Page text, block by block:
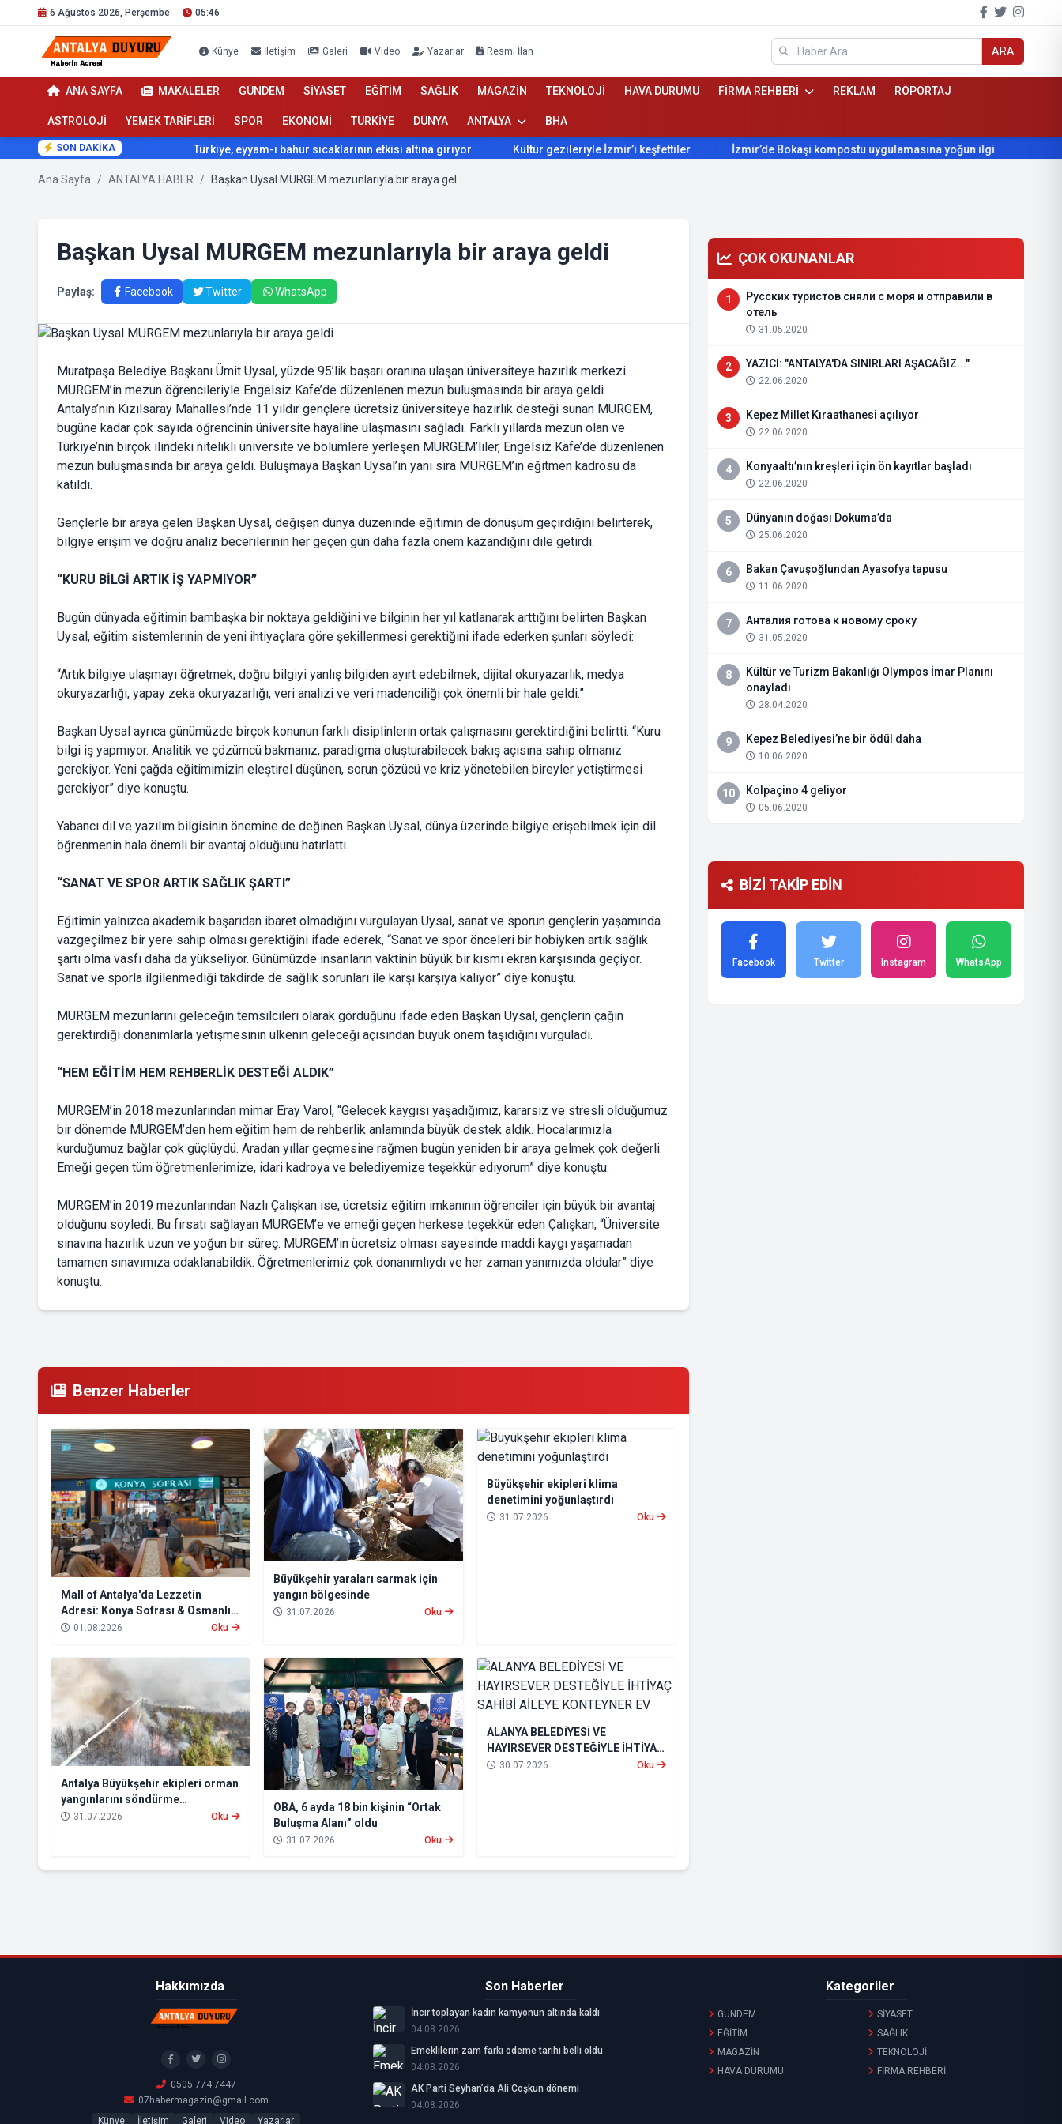
6 Ağustos 2026, Perşembe 05:46
Künye İletişim Galeri Video Yazarlar Resmi İlan ARA
ANA SAYFA MAKALELER GÜNDEM SİYASET EĞİTİM SAĞLIK MAGAZİN TEKNOLOJİ HAVA DURUMU FİRMA REHBERİ REKLAM RÖPORTAJ
ASTROLOJİ YEMEK TARİFLERİ SPOR EKONOMİ TÜRKİYE DÜNYA ANTALYA BHA
SON DAKİKA Türkiye, eyyam-ı bahur sıcaklarının etkisi altına giriyor Kültür gezileriyle İzmir’i keşfettiler İzmir’de Bokaşi kompostu uygulamasına yoğun ilgi
Ana Sayfa / ANTALYA HABER /
Başkan Uysal MURGEM mezunlarıyla bir araya geldi
Paylaş: Facebook Twitter WhatsApp
Muratpaşa Belediye Başkanı Ümit Uysal, yüzde 95’lik başarı oranına ulaşan üniversiteye hazırlık merkezi
MURGEM’in mezun öğrencileriyle Engelsiz Kafe’de düzenlenen mezun buluşmasında bir araya geldi.
Antalya’nın Kızılsaray Mahallesi’nde 11 yıldır gençlere ücretsiz üniversiteye hazırlık desteği sunan MURGEM,
bugüne kadar çok sayıda öğrencinin üniversite hayaline ulaşmasını sağladı. Farklı yıllarda mezun olan ve
Türkiye’nin birçok ilindeki nitelikli üniversite ve bölümlere yerleşen MURGEM’liler, Engelsiz Kafe’de düzenlenen
mezun buluşmasında bir araya geldi. Buluşmaya Başkan Uysal’ın yanı sıra MURGEM’in eğitmen kadrosu da
katıldı.
Gençlerle bir araya gelen Başkan Uysal, değişen dünya düzeninde eğitimin de dönüşüm geçirdiğini belirterek,
bilgiye erişim ve doğru analiz becerilerinin her geçen gün daha fazla önem kazandığını dile getirdi.
“KURU BİLGİ ARTIK İŞ YAPMIYOR”
Bugün dünyada eğitimin bambaşka bir noktaya geldiğini ve bilginin her yıl katlanarak arttığını belirten Başkan
Uysal, eğitim sistemlerinin de yeni ihtiyaçlara göre şekillenmesi gerektiğini ifade ederken şunları söyledi:
“Artık bilgiye ulaşmayı öğretmek, doğru bilgiyi yanlış bilgiden ayırt edebilmek, dijital okuryazarlık, medya
okuryazarlığı, yapay zeka okuryazarlığı, veri analizi ve veri madenciliği çok önemli bir hale geldi.”
Başkan Uysal ayrıca günümüzde birçok konunun farklı disiplinlerin ortak çalışmasını gerektirdiğini belirtti. “Kuru
bilgi iş yapmıyor. Analitik ve çözümcü bakmanız, paradigma oluşturabilecek bakış açısına sahip olmanız
gerekiyor. Yeni çağda eğitimimizin eleştirel düşünen, sorun çözücü ve kriz yönetebilen bireyler yetiştirmesi
gerekiyor” diye konuştu.
Yabancı dil ve yazılım bilgisinin önemine de değinen Başkan Uysal, dünya üzerinde bilgiye erişebilmek için dil
öğrenmenin hala önemli bir avantaj olduğunu hatırlattı.
“SANAT VE SPOR ARTIK SAĞLIK ŞARTI”
Eğitimin yalnızca akademik başarıdan ibaret olmadığını vurgulayan Uysal, sanat ve sporun gençlerin yaşamında
vazgeçilmez bir yere sahip olması gerektiğini ifade ederek, “Sanat ve spor önceleri bir hobiyken artık sağlık
şartı olma vasfı daha da yükseliyor. Günümüzde insanların vaktinin büyük bir kısmı ekran karşısında geçiyor.
Sanat ve sporla ilgilenmediği takdirde de sağlık sorunları ile karşı karşıya kalıyor” diye konuştu.
MURGEM mezunlarını geleceğin temsilcileri olarak gördüğünü ifade eden Başkan Uysal, gençlerin çağın
gerektirdiği donanımlarla yetişmesinin ülkenin geleceği açısından büyük önem taşıdığını vurguladı.
“HEM EĞİTİM HEM REHBERLİK DESTEĞİ ALDIK”
MURGEM’in 2018 mezunlarından mimar Eray Varol, “Gelecek kaygısı yaşadığımız, kararsız ve stresli olduğumuz
bir dönemde MURGEM’den hem eğitim hem de rehberlik anlamında büyük destek aldık. Hocalarımızla
kurduğumuz bağlar çok güçlüydü. Aradan yıllar geçmesine rağmen bugün yeniden bir araya gelmek çok değerli.
Emeği geçen tüm öğretmenlerimize, idari kadroya ve belediyemize teşekkür ediyorum” diye konuştu.
MURGEM’in 2019 mezunlarından Nazlı Çalışkan ise, ücretsiz eğitim imkanının öğrenciler için büyük bir avantaj
olduğunu söyledi. Bu fırsatı sağlayan MURGEM’e ve emeği geçen herkese teşekkür eden Çalışkan, “Üniversite
sınavına hazırlık uzun ve yoğun bir süreç. MURGEM’in ücretsiz olması sayesinde maddi kaygı yaşamadan
tamamen sınavımıza odaklanabildik. Öğretmenlerimiz çok donanımlıydı ve her zaman yanımızda oldular” diye
konuştu.
Benzer Haberler
Mall of Antalya'da Lezzetin
Adresi: Konya Sofrası & Osmanlı
Türk Mutfağı
01.08.2026 Oku
Büyükşehir yaraları sarmak için
yangın bölgesinde
31.07.2026 Oku
Büyükşehir ekipleri klima
denetimini yoğunlaştırdı
31.07.2026 Oku
Antalya Büyükşehir ekipleri orman
yangınlarını söndürme
çalışmalarına seferber oldu
31.07.2026 Oku
OBA, 6 ayda 18 bin kişinin “Ortak
Buluşma Alanı” oldu
31.07.2026 Oku
ALANYA BELEDİYESİ VE
HAYIRSEVER DESTEĞİYLE İHTİYAÇ
SAHİBİ AİLEYE KONTEYNER EV
30.07.2026 Oku
ÇOK OKUNANLAR
1
Русских туристов сняли с моря и отправили в
отель
31.05.2020
2 YAZICI: "ANTALYA'DA SINIRLARI AŞACAĞIZ..."
22.06.2020
3 Kepez Millet Kıraathanesi açılıyor
22.06.2020
4 Konyaaltı’nın kreşleri için ön kayıtlar başladı
22.06.2020
5 Dünyanın doğası Dokuma’da
25.06.2020
6 Bakan Çavuşoğlundan Ayasofya tapusu
11.06.2020
7 Анталия готова к новому сроку
31.05.2020
8
Kültür ve Turizm Bakanlığı Olympos İmar Planını
onayladı
28.04.2020
9 Kepez Belediyesi’ne bir ödül daha
10.06.2020
10 Kolpaçino 4 geliyor
05.06.2020
BİZİ TAKİP EDİN
Facebook Twitter Instagram WhatsApp
Hakkımızda
0505 774 7447
07habermagazin@gmail.com
Künye
İletişim Galeri Video Yazarlar
Son Haberler
İncir toplayan kadın kamyonun altında kaldı
04.08.2026
Emeklilerin zam farkı ödeme tarihi belli oldu
04.08.2026
AK Parti Seyhan’da Ali Coşkun dönemi
04.08.2026
Kategoriler
GÜNDEM
SİYASET
EĞİTİM
SAĞLIK
MAGAZİN
TEKNOLOJİ
HAVA DURUMU
FİRMA REHBERİ